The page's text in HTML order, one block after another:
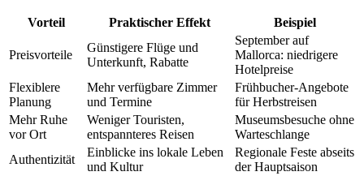
Vorteil Praktischer Effekt Beispiel
Preisvorteile
Günstigere Flüge und
Unterkunft, Rabatte
September auf
Mallorca: niedrigere
Hotelpreise
Flexiblere
Planung
Mehr verfügbare Zimmer
und Termine
Frühbucher-Angebote
für Herbstreisen
Mehr Ruhe
vor Ort
Weniger Touristen,
entspannteres Reisen
Museumsbesuche ohne
Warteschlange
Authentizität
Einblicke ins lokale Leben
und Kultur
Regionale Feste abseits
der Hauptsaison